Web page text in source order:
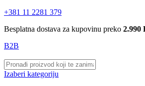
+381 11 2281 379
Besplatna dostava za kupovinu preko 2.990
B2B
Izaberi kategoriju